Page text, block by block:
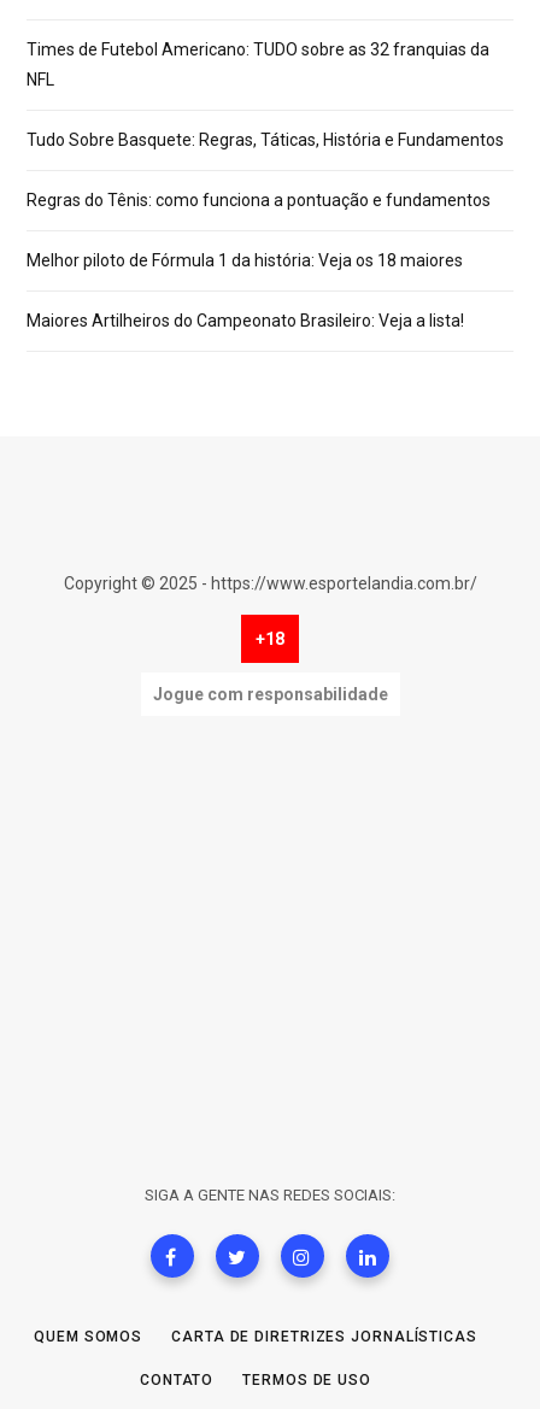
Times de Futebol Americano: TUDO sobre as 32 franquias da
NFL
Tudo Sobre Basquete: Regras, Táticas, História e Fundamentos
Regras do Tênis: como funciona a pontuação e fundamentos
Melhor piloto de Fórmula 1 da história: Veja os 18 maiores
Maiores Artilheiros do Campeonato Brasileiro: Veja a lista!
Copyright © 2025 - https://www.esportelandia.com.br/
+18
Jogue com responsabilidade
SIGA A GENTE NAS REDES SOCIAIS:
QUEM SOMOS CARTA DE DIRETRIZES JORNALÍSTICAS
CONTATO TERMOS DE USO